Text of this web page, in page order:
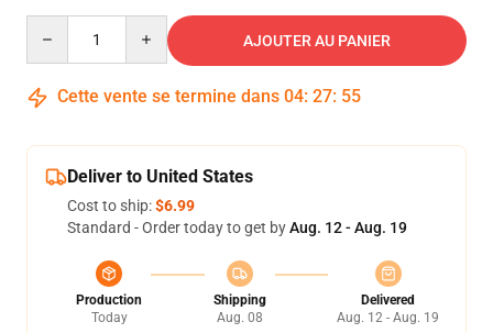
AJOUTER AU PANIER
Cette vente se termine dans 04: 27: 54
Deliver to United States
Cost to ship:$6.99
Standard - Order today to get byAug. 12 - Aug. 19
Production
Today
Shipping
Aug. 08
Delivered
Aug. 12 - Aug. 19